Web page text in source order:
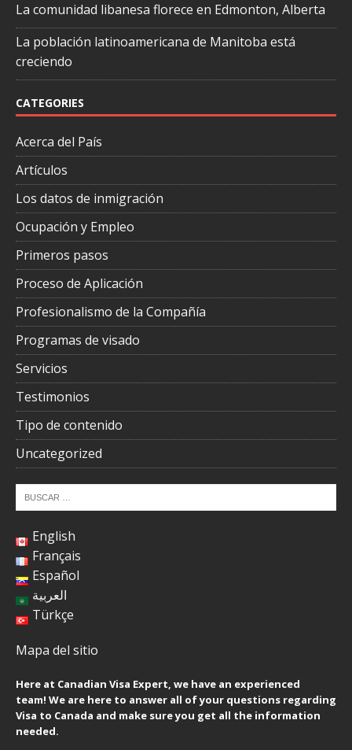
La comunidad libanesa florece en Edmonton, Alberta
La población latinoamericana de Manitoba está
creciendo
CATEGORIES
Acerca del País
Artículos
Los datos de inmigración
Ocupación y Empleo
Primeros pasos
Proceso de Aplicación
Profesionalismo de la Compañía
Programas de visado
Servicios
Testimonios
Tipo de contenido
Uncategorized
English
Français
Español
العربية
Türkçe
Mapa del sitio
Here at Canadian Visa Expert, we have an experienced
team! We are here to answer all of your questions regarding
Visa to Canada and make sure you get all the information
needed.